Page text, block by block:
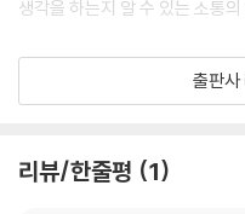
한 가지 다행인 점은 일부 우려
오를 거쳐 올바른 한국적 하브
입니다. 많은 열정적인 선생님
한 인격의 성숙이라는 원래의 취
생각을 하는지 알 수 있는 소통
‘역사 울렁증’ 부모도 얼마든지
실제 부모와 아이의 대화를 통
쉽게 실천할 수 있다.
출판사
리뷰/한줄평 1